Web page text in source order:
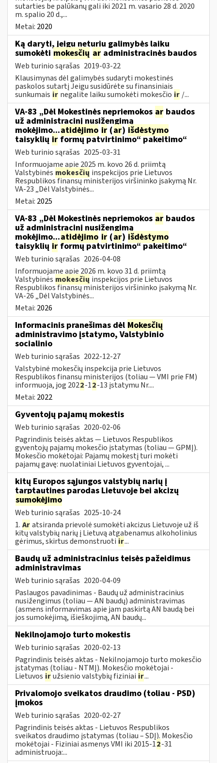
sutarties be palūkanų gali iki 2021 m. vasario 28 d. 2020
m. spalio 20 d.,...
Metai: 2020
Ką daryti, jeigu neturiu galimybės laiku
sumokėti mokesčių ar administracinės baudos
Web turinio sąrašas 2019-03-22
Klausimynas dėl galimybės sudaryti mokestinės
paskolos sutartį Jeigu susidūrėte su finansiniais
sunkumais ir negalite laiku sumokėti mokesčio ir /...
VA-83 „Dėl Mokestinės nepriemokos ar baudos
už administracinį nusižengimą
mokėjimo...atidėjimo ir (ar) išdėstymo
taisyklių ir formų patvirtinimo“ pakeitimo“
Web turinio sąrašas 2025-03-31
Informuojame apie 2025 m. kovo 26 d. priimtą
Valstybinės mokesčių inspekcijos prie Lietuvos
Respublikos finansų ministerijos viršininko įsakymą Nr.
VA-23 „Dėl Valstybinės...
Metai: 2025
VA-83 „Dėl Mokestinės nepriemokos ar baudos
už administracinį nusižengimą
mokėjimo...atidėjimo ir (ar) išdėstymo
taisyklių ir formų patvirtinimo“ pakeitimo“
Web turinio sąrašas 2026-04-08
Informuojame apie 2026 m. kovo 31 d. priimtą
Valstybinės mokesčių inspekcijos prie Lietuvos
Respublikos finansų ministerijos viršininko įsakymą Nr.
VA-26 „Dėl Valstybinės...
Metai: 2026
Informacinis pranešimas dėl Mokesčių
administravimo įstatymo, Valstybinio
socialinio
Web turinio sąrašas 2022-12-27
Valstybinė mokesčių inspekcija prie Lietuvos
Respublikos finansų ministerijos (toliau — VMI prie FM)
informuoja, jog 2022-12-13 įstatymu Nr....
Metai: 2022
Gyventojų pajamų mokestis
Web turinio sąrašas 2020-02-06
Pagrindinis teisės aktas — Lietuvos Respublikos
gyventojų pajamų mokesčio įstatymas (toliau — GPMĮ).
Mokesčio mokėtojai: Pajamų mokestį turi mokėti
pajamų gavę: nuolatiniai Lietuvos gyventojai, ...
kitų Europos sąjungos valstybių narių į
tarptautines parodas Lietuvoje bei akcizų
sumokėjimo
Web turinio sąrašas 2025-10-24
1. Aratsiranda prievolė sumokėti akcizus Lietuvoje už iš
kitų valstybių narių į Lietuvą atgabenamus alkoholinius
gėrimus, skirtus demonstruoti ir...
Baudų už administracinius teisės pažeidimus
administravimas
Web turinio sąrašas 2020-04-09
Paslaugos pavadinimas - Baudų už administracinius
nusižengimus (toliau — AN baudų) administravimas
(asmens informavimas apie jam paskirtą AN baudą bei
jos sumokėjimą, išieškojimą, AN baudų...
Nekilnojamojo turto mokestis
Web turinio sąrašas 2020-02-13
Pagrindinis teisės aktas - Nekilnojamojo turto mokesčio
įstatymas (toliau - NTMĮ). Mokesčio mokėtojai -
Lietuvos iružsienio valstybių fiziniai ir...
Privalomojo sveikatos draudimo (toliau - PSD)
įmokos
Web turinio sąrašas 2020-02-27
Pagrindinis teisės aktas - Lietuvos Respublikos
sveikatos draudimo įstatymas (toliau – SDĮ). Mokesčio
mokėtojai - Fiziniai asmenys VMI iki 2015-12-31
administruoja:...